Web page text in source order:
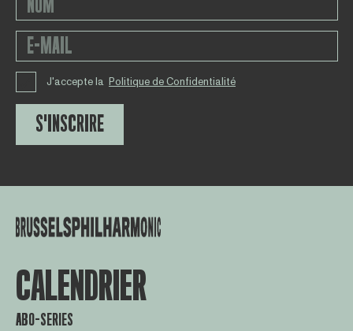
J'accepte la Politique de Confidentialité
S'INSCRIRE
CALENDRIER
ABO-SERIES